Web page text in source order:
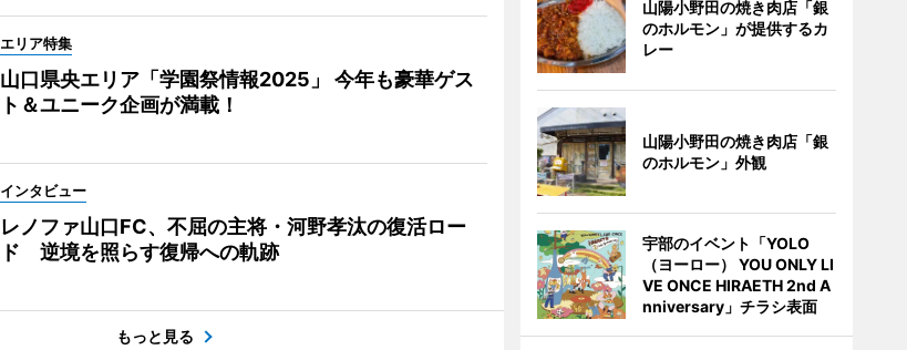
エリア特集
山口県央エリア「学園祭情報2025」 今年も豪華ゲス
ト＆ユニーク企画が満載！
インタビュー
レノファ山口FC、不屈の主将・河野孝汰の復活ロー
ド 逆境を照らす復帰への軌跡
もっと見る
山陽小野田の焼き肉店「銀
のホルモン」が提供するカ
レー
山陽小野田の焼き肉店「銀
のホルモン」外観
宇部のイベント「YOLO
（ヨーロー） YOU ONLY LI
VE ONCE HIRAETH 2nd A
nniversary」チラシ表面